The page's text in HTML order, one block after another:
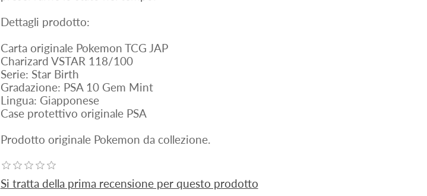
Dettagli prodotto:
Carta originale Pokemon TCG JAP
Charizard VSTAR 118/100
Serie: Star Birth
Gradazione: PSA 10 Gem Mint
Lingua: Giapponese
Case protettivo originale PSA
Prodotto originale Pokemon da collezione.
Si tratta della prima recensione per questo prodotto